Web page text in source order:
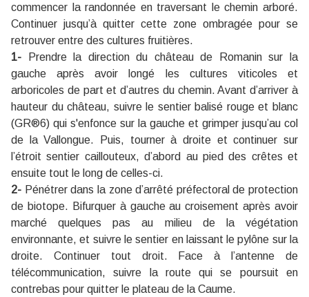
commencer la randonnée en traversant le chemin arboré.
Continuer jusqu’à quitter cette zone ombragée pour se
retrouver entre des cultures fruitières.
1- Prendre la direction du château de Romanin sur la
gauche après avoir longé les cultures viticoles et
arboricoles de part et d’autres du chemin. Avant d’arriver à
hauteur du château, suivre le sentier balisé rouge et blanc
(GR®6) qui s'enfonce sur la gauche et grimper jusqu’au col
de la Vallongue. Puis, tourner à droite et continuer sur
l’étroit sentier caillouteux, d’abord au pied des crêtes et
ensuite tout le long de celles-ci.
2- Pénétrer dans la zone d’arrêté préfectoral de protection
de biotope. Bifurquer à gauche au croisement après avoir
marché quelques pas au milieu de la végétation
environnante, et suivre le sentier en laissant le pylône sur la
droite. Continuer tout droit. Face à l’antenne de
télécommunication, suivre la route qui se poursuit en
contrebas pour quitter le plateau de la Caume.